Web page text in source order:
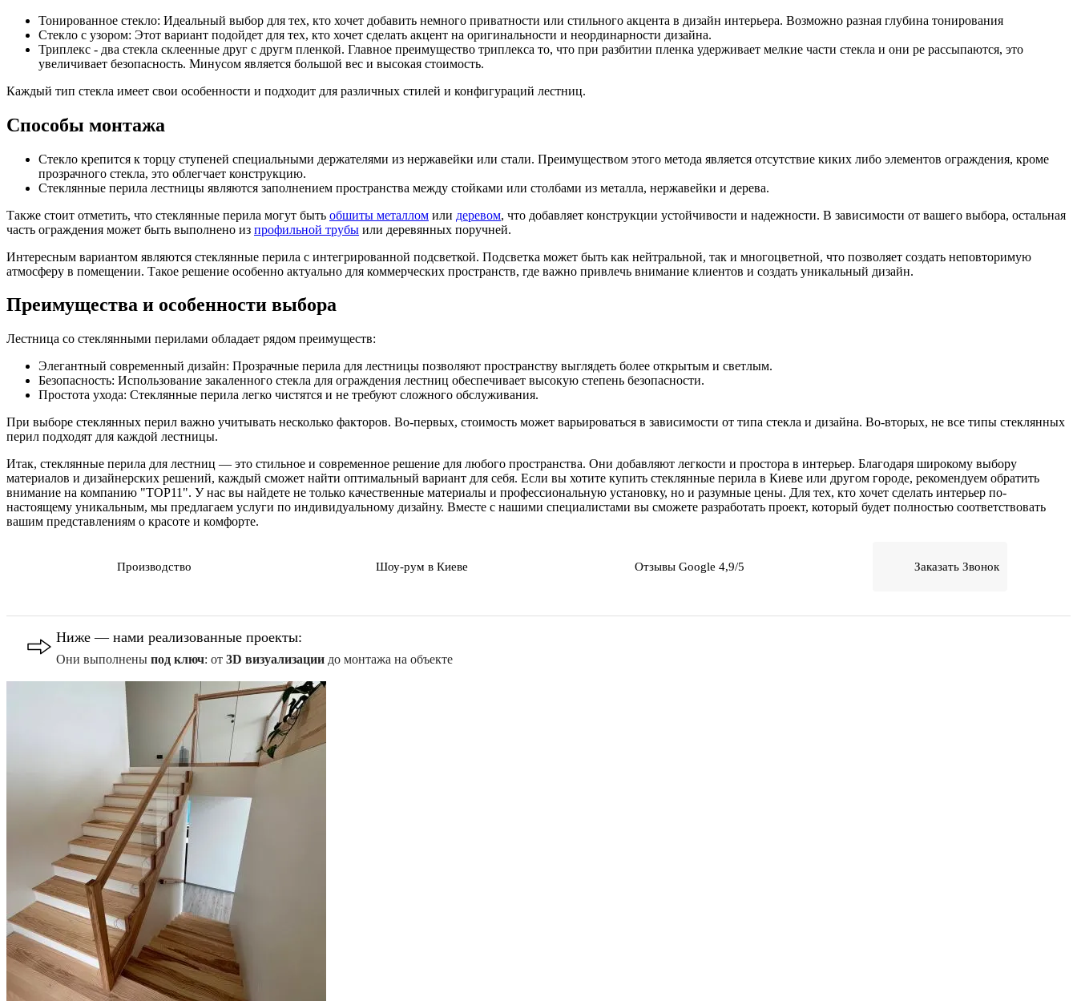
Тонированное стекло: Идеальный выбор для тех, кто хочет добавить немного приватности или стильного акцента в дизайн интерьера. Возможно разная глубина тонирования
Стекло с узором: Этот вариант подойдет для тех, кто хочет сделать акцент на оригинальности и неординарности дизайна.
Триплекс - два стекла склеенные друг с другм пленкой. Главное преимущество триплекса то, что при разбитии пленка удерживает мелкие части стекла и они ре рассыпаются, это
увеличивает безопасность. Минусом является большой вес и высокая стоимость.
Каждый тип стекла имеет свои особенности и подходит для различных стилей и конфигураций лестниц.
Способы монтажа
Стекло крепится к торцу ступеней специальными держателями из нержавейки или стали. Преимуществом этого метода является отсутствие киких либо элементов ограждения, кроме
прозрачного стекла, это облегчает конструкцию.
Стеклянные перила лестницы являются заполнением пространства между стойками или столбами из металла, нержавейки и дерева.
Также стоит отметить, что стеклянные перила могут быть обшиты металлом или деревом, что добавляет конструкции устойчивости и надежности. В зависимости от вашего выбора, остальная
часть ограждения может быть выполнено из профильной трубы или деревянных поручней.
Интересным вариантом являются стеклянные перила с интегрированной подсветкой. Подсветка может быть как нейтральной, так и многоцветной, что позволяет создать неповторимую
атмосферу в помещении. Такое решение особенно актуально для коммерческих пространств, где важно привлечь внимание клиентов и создать уникальный дизайн.
Преимущества и особенности выбора
Лестница со стеклянными перилами обладает рядом преимуществ:
Элегантный современный дизайн: Прозрачные перила для лестницы позволяют пространству выглядеть более открытым и светлым.
Безопасность: Использование закаленного стекла для ограждения лестниц обеспечивает высокую степень безопасности.
Простота ухода: Стеклянные перила легко чистятся и не требуют сложного обслуживания.
При выборе стеклянных перил важно учитывать несколько факторов. Во-первых, стоимость может варьироваться в зависимости от типа стекла и дизайна. Во-вторых, не все типы стеклянных
перил подходят для каждой лестницы.
Итак, стеклянные перила для лестниц — это стильное и современное решение для любого пространства. Они добавляют легкости и простора в интерьер. Благодаря широкому выбору
материалов и дизайнерских решений, каждый сможет найти оптимальный вариант для себя. Если вы хотите купить стеклянные перила в Киеве или другом городе, рекомендуем обратить
внимание на компанию "ТОР11". У нас вы найдете не только качественные материалы и профессиональную установку, но и разумные цены. Для тех, кто хочет сделать интерьер по-
настоящему уникальным, мы предлагаем услуги по индивидуальному дизайну. Вместе с нашими специалистами вы сможете разработать проект, который будет полностью соответствовать
вашим представлениям о красоте и комфорте.
Производство Шоу-рум в Киеве Отзывы Google 4,9/5 Заказать Звонок
Ниже — нами реализованные проекты:
Они выполнены под ключ: от 3D визуализации до монтажа на объекте